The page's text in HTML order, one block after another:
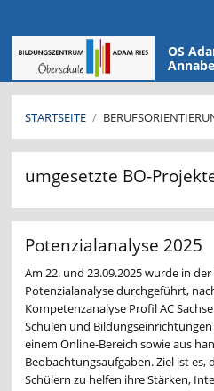
OS
STARTSEITE /
Berufsorientierung
umgesetzte BO-
Potenzialanalyse 2025
Am 22. und 23.09.2025 wurde in
Potenzialanalyse durchgeführt,
Kompetenzanalyse Profil AC
Schulen und
einem Online-Bereich sowie aus
Beobachtungsaufgaben. Ziel ist es,
Schülern zu helfen ihre Stärken,